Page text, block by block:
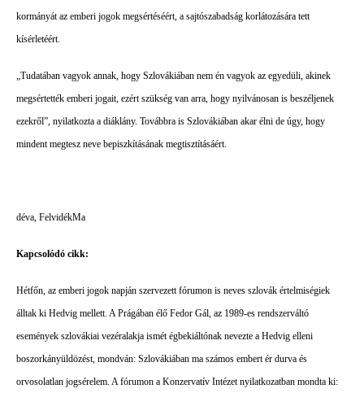
kormányát az emberi jogok megsértéséért, a sajtószabadság korlátozására tett
kísérletéért.
„Tudatában vagyok annak, hogy Szlovákiában nem én vagyok az egyedüli, akinek
megsértették emberi jogait, ezért szükség van arra, hogy nyilvánosan is beszéljenek
ezekről”, nyilatkozta a diáklány. Továbbra is Szlovákiában akar élni de úgy, hogy
mindent megtesz neve bepiszkításának megtisztításáért.
déva, FelvidékMa
Kapcsolódó cikk:
Hétfőn, az emberi jogok napján szervezett fórumon is neves szlovák értelmiségiek
álltak ki Hedvig mellett. A Prágában élő Fedor Gál, az 1989-es rendszerváltó
események szlovákiai vezéralakja ismét égbekiáltónak nevezte a Hedvig elleni
boszorkányüldözést, mondván: Szlovákiában ma számos embert ér durva és
orvosolatlan jogsérelem. A fórumon a Konzervatív Intézet nyilatkozatban mondta ki: